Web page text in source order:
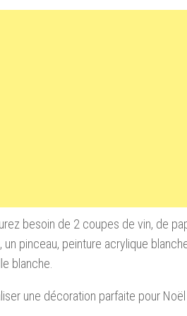
besoin de 2 coupes de vin, de
pinceau, peinture acrylique
blanche.
une décoration parfaite pour Noël